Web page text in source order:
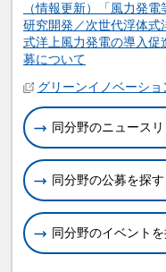
（情報更新）「風力発
研究開発／次世代浮体
式洋上風力発電の導入
募について
関連情報
グリーンイノベーショ
同分野のニュース
同分野の公募を探す
同分野のイベント